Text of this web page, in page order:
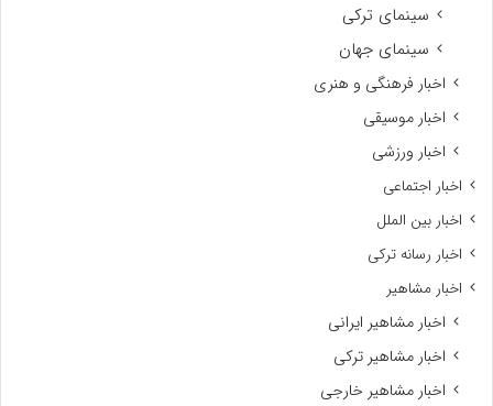
سینمای ترکی
سینمای جهان
اخبار فرهنگی و هنری
اخبار موسیقی
اخبار ورزشی
اخبار اجتماعی
اخبار بین الملل
اخبار رسانه ترکی
اخبار مشاهیر
اخبار مشاهیر ایرانی
اخبار مشاهیر ترکی
اخبار مشاهیر خارجی